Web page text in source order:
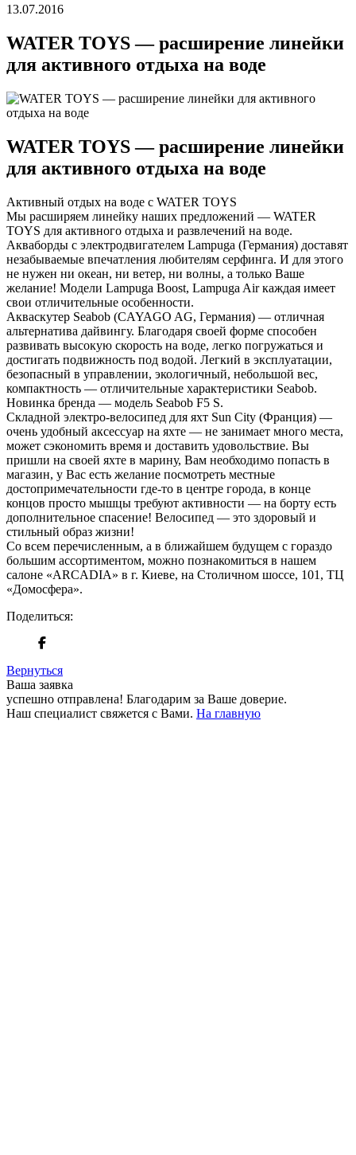
13.07.2016
WATER TOYS — расширение линейки
для активного отдыха на воде
WATER TOYS — расширение линейки
для активного отдыха на воде
Активный отдых на воде с WATER TOYS
Мы расширяем линейку наших предложений — WATER
TOYS для активного отдыха и развлечений на воде.
Акваборды с электродвигателем Lampuga (Германия) доставят
незабываемые впечатления любителям серфинга. И для этого
не нужен ни океан, ни ветер, ни волны, а только Ваше
желание! Модели Lampuga Boost, Lampuga Air каждая имеет
свои отличительные особенности.
Акваскутер Seabob (CAYAGO AG, Германия) — отличная
альтернатива дайвингу. Благодаря своей форме способен
развивать высокую скорость на воде, легко погружаться и
достигать подвижность под водой. Легкий в эксплуатации,
безопасный в управлении, экологичный, небольшой вес,
компактность — отличительные характеристики Seabob.
Новинка бренда — модель Seabob F5 S.
Складной электро-велосипед для яхт Sun City (Франция) —
очень удобный аксессуар на яхте — не занимает много места,
может сэкономить время и доставить удовольствие. Вы
пришли на своей яхте в марину, Вам необходимо попасть в
магазин, у Вас есть желание посмотреть местные
достопримечательности где-то в центре города, в конце
концов просто мышцы требуют активности — на борту есть
дополнительное спасение! Велосипед — это здоровый и
стильный образ жизни!
Со всем перечисленным, а в ближайшем будущем с гораздо
большим ассортиментом, можно познакомиться в нашем
салоне «ARCADIA» в г. Киеве, на Столичном шоссе, 101, ТЦ
«Домосфера».
Поделиться:
Вернуться
Ваша заявка
успешно отправлена! Благодарим за Ваше доверие.
Наш специалист свяжется с Вами. На главную